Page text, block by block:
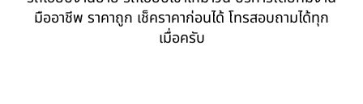
มืออาชีพ ราคาถูก เช็คราคาก่อนได้ โทรสอบถามได้ทุก
เมื่อครับ